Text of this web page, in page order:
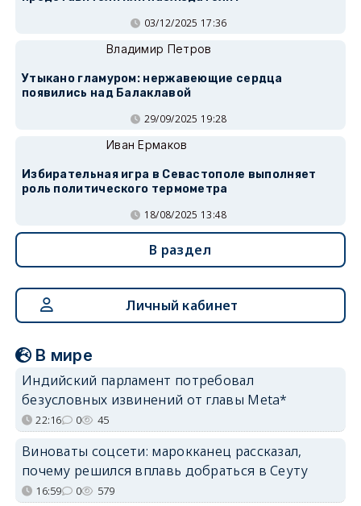
03/12/2025 17:36
Владимир Петров
Утыкано гламуром: нержавеющие сердца
появились над Балаклавой
29/09/2025 19:28
Иван Ермаков
Избирательная игра в Севастополе выполняет
роль политического термометра
18/08/2025 13:48
В раздел
Личный кабинет
В мире
Индийский парламент потребовал
безусловных извинений от главы Meta*
22:16 0 45
Виноваты соцсети: марокканец рассказал,
почему решился вплавь добраться в Сеуту
16:59 0 579